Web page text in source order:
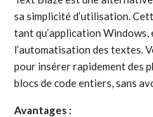
sa simplicité d’utilisation.
tant qu’application Windows,
l’automatisation des textes.
pour insérer rapidement des
blocs de code entiers, sans
Avantages :